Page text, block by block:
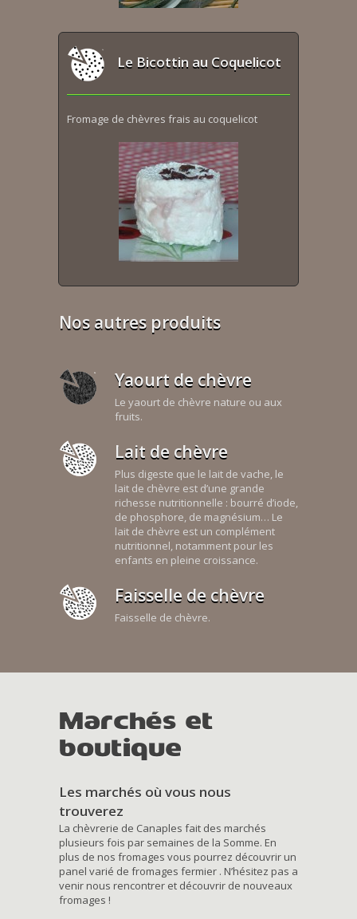
Le Bicottin au Coquelicot
Fromage de chèvres frais au coquelicot
Nos autres produits
Yaourt de chèvre
Le yaourt de chèvre nature ou aux
fruits.
Lait de chèvre
Plus digeste que le lait de vache, le
lait de chèvre est d’une grande
richesse nutritionnelle : bourré d’iode,
de phosphore, de magnésium… Le
lait de chèvre est un complément
nutritionnel, notamment pour les
enfants en pleine croissance.
Faisselle de chèvre
Faisselle de chèvre.
Marchés et
boutique
Les marchés où vous nous
trouverez
La chèvrerie de Canaples fait des marchés
plusieurs fois par semaines de la Somme. En
plus de nos fromages vous pourrez découvrir un
panel varié de fromages fermier . N’hésitez pas a
venir nous rencontrer et découvrir de nouveaux
fromages !